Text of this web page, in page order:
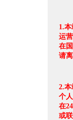
1.
运
在
请
2.
个
在
或